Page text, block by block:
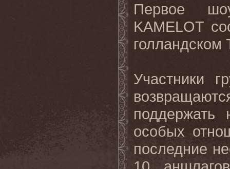
Первое
KAMELOT
голландском
Участники
особых
последние